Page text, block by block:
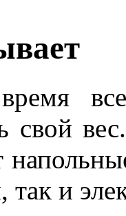
свой
так и